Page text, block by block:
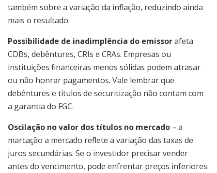
também sobre a variação da inflação, reduzindo ainda
mais o resultado.
Possibilidade de inadimplência do emissorafeta
CDBs, debêntures, CRIs e CRAs. Empresas ou
instituições financeiras menos sólidas podem atrasar
ou não honrar pagamentos. Vale lembrar que
debêntures e títulos de securitização não contam com
a garantia do FGC.
Oscilação no valor dos títulos no mercado – a
marcação a mercado reflete a variação das taxas de
juros secundárias. Se o investidor precisar vender
antes do vencimento, pode enfrentar preços inferiores